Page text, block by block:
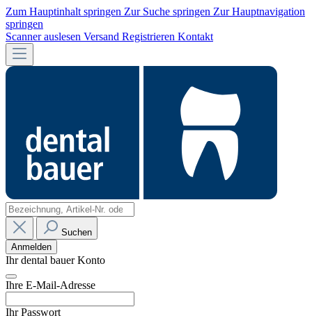
Zum Hauptinhalt springen Zur Suche springen Zur Hauptnavigation
springen
Scanner auslesen Versand Registrieren Kontakt
Suchen
Anmelden
Ihr dental bauer Konto
Ihre E-Mail-Adresse
Ihr Passwort